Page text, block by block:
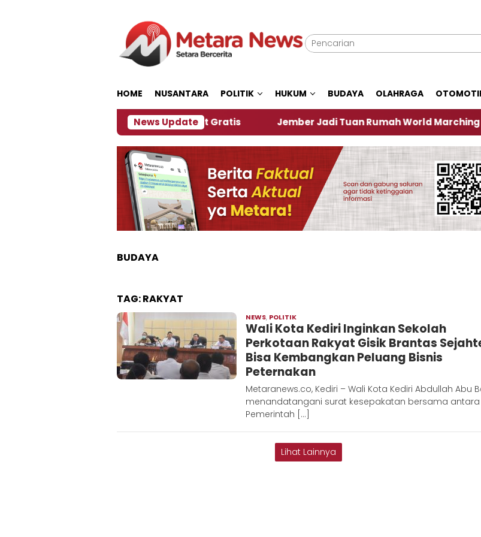
HOME NUSANTARA POLITIK HUKUM BUDAYA OLAHRAGA
News Update
Panitia Siapkan Kopi dan Pijat Gratis Jember Jadi Tuan Rumah World Marching Sport 2027
BUDAYA
TAG:RAKYAT
NEWS, POLITIK
Metara
Wali Kota Kediri Inginkan Sekolah
Perkotaan Rakyat Gisik Brantas
Bisa Kembangkan Peluang Bisnis
Peternakan
Metaranews.co, Kediri – Wali Kota Kediri Abdullah Abu
menandatangani surat kesepakatan bersama antara
Pemerintah […]
Lihat Lainnya